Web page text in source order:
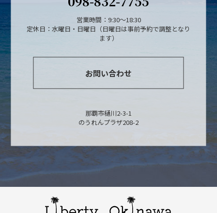
営業時間：9:30～18:30
定休日：水曜日・日曜日（日曜日は事前予約で調整となり
ます）
お問い合わせ
那覇市樋川2-3-1
のうれんプラザ208-2